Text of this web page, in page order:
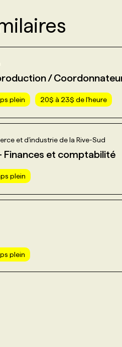
/
plein 20$ à 23$ de l'heure
et d'industrie de la Rive-Sud
Finances et comptabilité
plein
plein